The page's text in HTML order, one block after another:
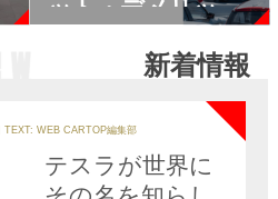
ット・デメリット
新着情報
TEXT: WEB CARTOP編集部
NEW
テスラが世界に